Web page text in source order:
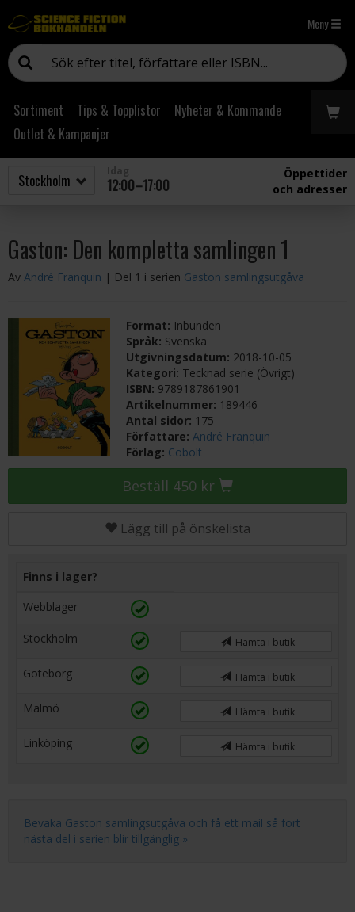
Meny
Sortiment Tips & Topplistor
Nyheter & Kommande
Outlet & Kampanjer
12:00–17:00
Öppettider
och adresser
Gaston: Den kompletta samlingen 1
Av André Franquin | Del 1 i serien Gaston samlingsutgåva
Format: Inbunden
Språk: Svenska
Utgivningsdatum: 2018-10-05
Kategori: Tecknad serie (Övrigt)
ISBN: 9789187861901
Artikelnummer: 189446
Antal sidor: 175
Författare:André Franquin
Förlag: Cobolt
Beställ 450 kr
Lägg till på önskelista
Finns i lager?
Webblager
Stockholm Hämta i butik
Göteborg Hämta i butik
Malmö Hämta i butik
Linköping Hämta i butik
Bevaka Gaston samlingsutgåva och få ett mail så fort
nästa del i serien blir tillgänglig »